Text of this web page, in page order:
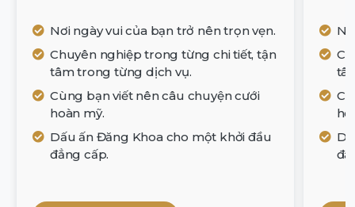
Nơi ngày vui của bạn trở nên trọn vẹn.
Chuyên nghiệp trong từng chi tiết, tận
tâm trong từng dịch vụ.
Cùng bạn viết nên câu chuyện cưới
hoàn mỹ.
Dấu ấn Đăng Khoa cho một khởi đầu
đẳng cấp.